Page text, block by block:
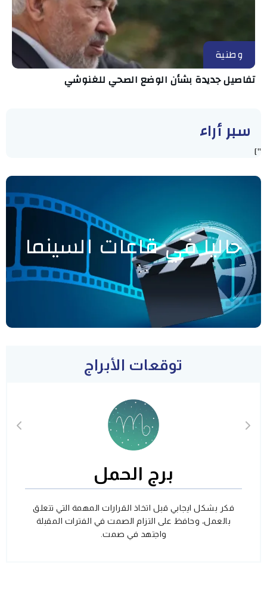
وطنية
تفاصيل جديدة بشأن الوضع الصحي للغنوشي
سبر أراء
"]
حاليا في قاعات السينما
توقعات الأبراج
برج الحمل
فكر بشكل ايجابي قبل اتخاذ القرارات المهمة التي تتعلق
بالعمل، وحافظ على التزام الصمت في الفترات المقبلة
واجتهد في صمت.